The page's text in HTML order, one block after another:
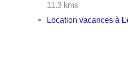
11.3 kms
Location vacances à